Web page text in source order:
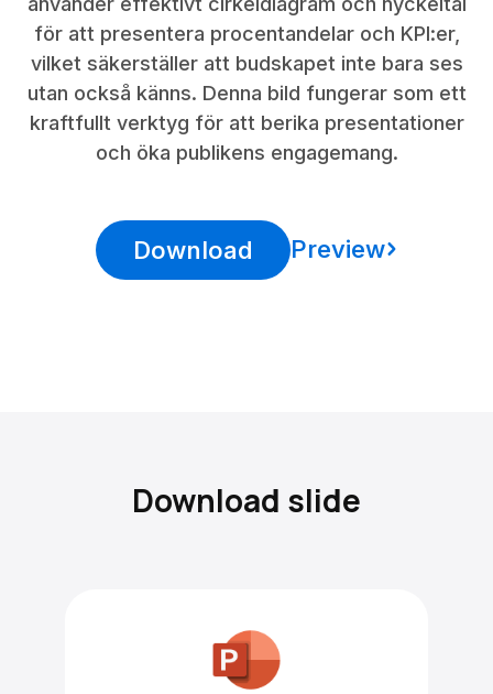
för att presentera procentandelar och KPI:er,
vilket säkerställer att budskapet inte bara ses
utan också känns. Denna bild fungerar som ett
kraftfullt verktyg för att berika presentationer
och öka publikens engagemang.
Download Preview
Download slide